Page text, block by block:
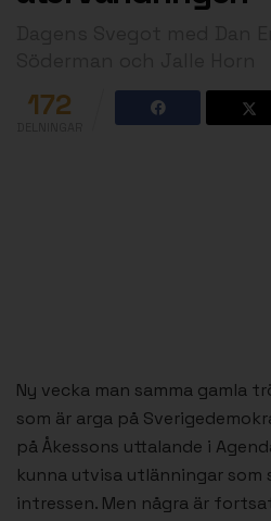
172
Ny vecka man samma gamla
som är arga på
på Åkessons uttalande i
kunna utvisa utlänningar som
intressen. Men några är